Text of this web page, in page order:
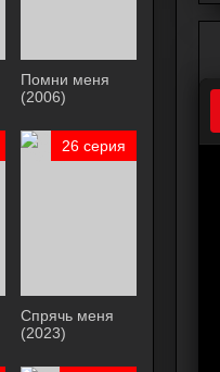
Помни меня
(2006)
26 серия
Спрячь меня
(2023)